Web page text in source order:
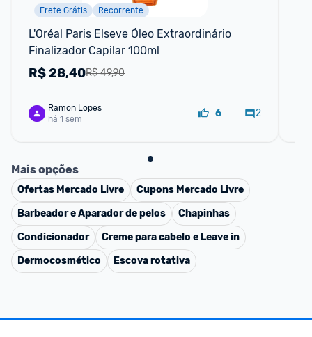
Frete Grátis Recorrente
L'Oréal Paris Elseve Óleo Extraordinário
Finalizador Capilar 100ml
R$ 49,90
R$28,40
Ramon Lopes
há 1 sem
6 2
Mais opções
Ofertas Mercado Livre Cupons Mercado Livre
Barbeador e Aparador de pelos
Chapinhas
Condicionador
Creme para cabelo e Leave in
Dermocosmético
Escova rotativa